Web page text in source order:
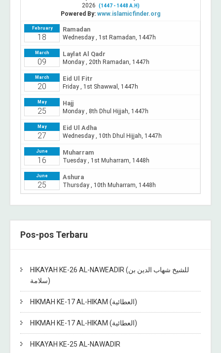
Pos-pos Terbaru
HIKAYAH KE-26 AL-NAWEADIR (للشيخ شهاب الدين بن
سلامة)
HIKMAH KE-17 AL-HIKAM (العطائية)
HIKMAH KE-17 AL-HIKAM (العطائية)
HIKAYAH KE-25 AL-NAWADIR